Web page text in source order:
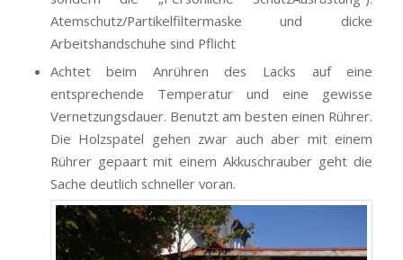
Atemschutz/Partikelfiltermaske und dicke
Arbeitshandschuhe sind Pflicht
Achtet beim Anrühren des Lacks auf eine
entsprechende Temperatur und eine gewisse
Vernetzungsdauer. Benutzt am besten einen Rührer.
Die Holzspatel gehen zwar auch aber mit einem
Rührer gepaart mit einem Akkuschrauber geht die
Sache deutlich schneller voran.